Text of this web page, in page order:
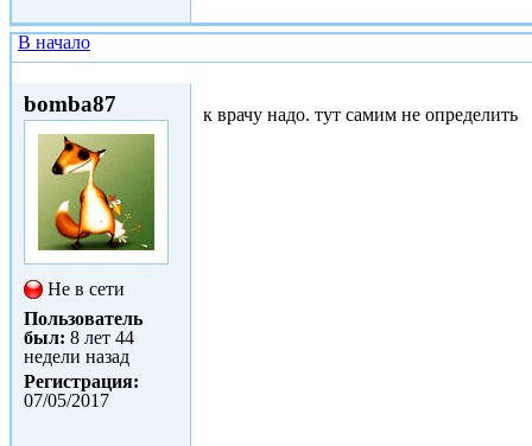
В начало
bomba87
Не в сети
Пользователь
был: 8 лет 44
недели назад
Регистрация:
07/05/2017
к врачу надо. тут самим не определить